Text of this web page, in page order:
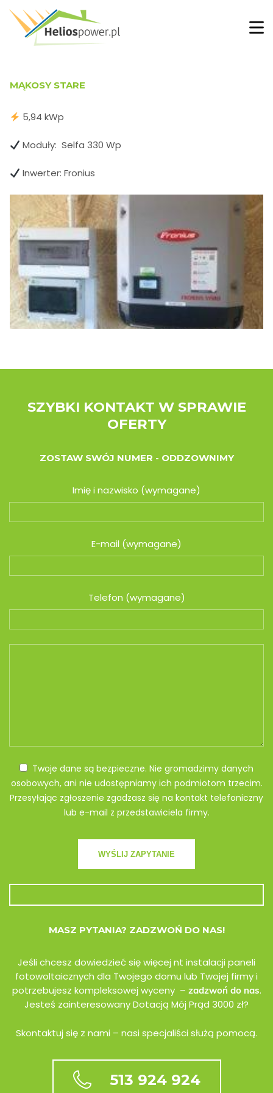
MĄKOSY STARE
5,94 kWp
Moduły: Selfa 330 Wp
Inwerter: Fronius
SZYBKI KONTAKT W SPRAWIE
OFERTY
ZOSTAW SWÓJ NUMER - ODDZOWNIMY
Imię i nazwisko (wymagane)
E-mail (wymagane)
Telefon (wymagane)
Twoje dane są bezpieczne. Nie gromadzimy danych
osobowych, ani nie udostępniamy ich podmiotom trzecim.
Przesyłając zgłoszenie zgadzasz się na kontakt telefoniczny
lub e-mail z przedstawiciela firmy.
MASZ PYTANIA? ZADZWOŃ DO NAS!
Jeśli chcesz dowiedzieć się więcej nt instalacji paneli
fotowoltaicznych dla Twojego domu lub Twojej firmy i
potrzebujesz kompleksowej wyceny – zadzwoń do nas.
Jesteś zainteresowany Dotacją Mój Prąd 3000 zł?
Skontaktuj się z nami – nasi specjaliści służą pomocą.
513 924 924